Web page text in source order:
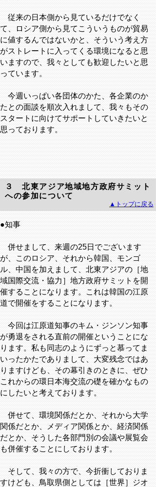
従来の日本側から見ているだけでなく
て、ロシア側から見てこういうものが貿易
に値するんではないかと、そういう考え方
がストレートに入ってくる環境になると思
いますので、我々としても歓迎したいと思
っています。
今週いっぱい各団体のかた、各企業のか
たとの面談を順次入れまして、我々もその
スタートに向けてサポートしていきたいと
思っております。
３ 北東アジア地域地方政府サミット
への参加について
▲トップに戻る
●知事
併せまして、来週の25日でございます
が、このロシア、それから韓国、モンゴ
ル、中国を加えまして、北東アジアの［地
域国際交流・協力］地方政府サミットを開
催することになります。これは韓国の江原
道で開催をすることになります。
今回は江原道知事のキム・ジンソン知事
が勇退をされる直前の開催ということにな
ります。私も同志のようにずっと慕ってま
いったかたでありまして、大変残念ではあ
りますけども、その幕引きのときに、ぜひ
これからの環日本海交流の礎を確かなもの
にしたいと考えております。
併せて、環境関係だとか、それから大学
関係だとか、メディア関係とか、経済関係
だとか、そうした各部門別の会議や展覧会
も併催することにしております。
そして、我々の方で、今折衝しておりま
すけども、鳥取県側としては［世界］ジオ